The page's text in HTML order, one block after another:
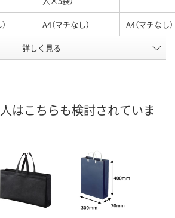
A4（マチなし） A4（マチなし）
ブルー
ゴへ
数量
カゴへ
数量
詳しく見る
はこちらも検討されていま